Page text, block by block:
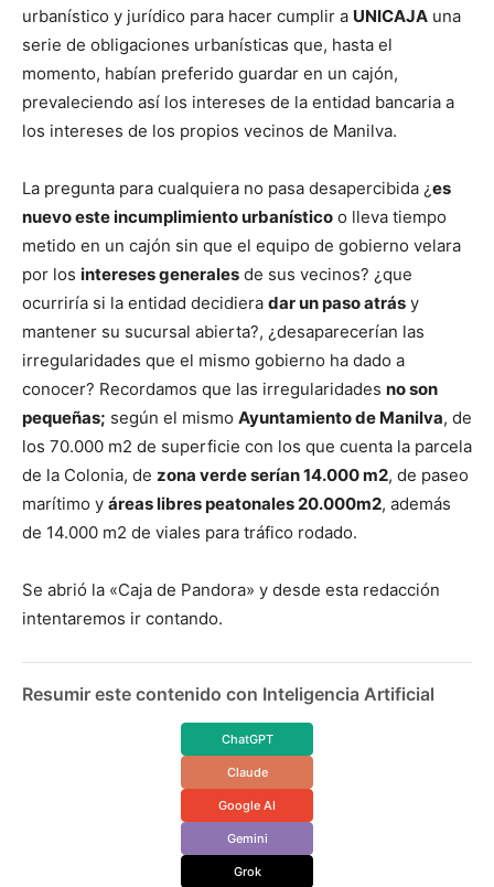
urbanístico y jurídico para hacer cumplir a UNICAJA una
serie de obligaciones urbanísticas que, hasta el
momento, habían preferido guardar en un cajón,
prevaleciendo así los intereses de la entidad bancaria a
los intereses de los propios vecinos de Manilva.
La pregunta para cualquiera no pasa desapercibida ¿es
nuevo este incumplimiento urbanístico o lleva tiempo
metido en un cajón sin que el equipo de gobierno velara
por los intereses generales de sus vecinos? ¿que
ocurriría si la entidad decidiera dar un paso atrás y
mantener su sucursal abierta?, ¿desaparecerían las
irregularidades que el mismo gobierno ha dado a
conocer? Recordamos que las irregularidades no son
pequeñas; según el mismo Ayuntamiento de Manilva, de
los 70.000 m2 de superficie con los que cuenta la parcela
de la Colonia, de zona verde serían 14.000 m2, de paseo
marítimo y áreas libres peatonales 20.000m2, además
de 14.000 m2 de viales para tráfico rodado.
Se abrió la «Caja de Pandora» y desde esta redacción
intentaremos ir contando.
Resumir este contenido con Inteligencia Artificial
ChatGPT
Claude
Google AI
Gemini
Grok